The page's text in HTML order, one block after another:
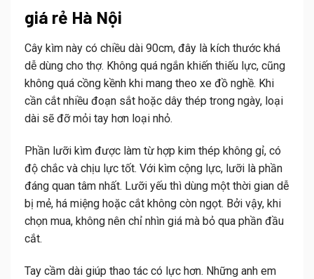
giá rẻ Hà Nội
Cây kìm này có chiều dài 90cm, đây là kích thước khá
dễ dùng cho thợ. Không quá ngắn khiến thiếu lực, cũng
không quá cồng kềnh khi mang theo xe đồ nghề. Khi
cần cắt nhiều đoạn sắt hoặc dây thép trong ngày, loại
dài sẽ đỡ mỏi tay hơn loại nhỏ.
Phần lưỡi kìm được làm từ hợp kim thép không gỉ, có
độ chắc và chịu lực tốt. Với kìm cộng lực, lưỡi là phần
đáng quan tâm nhất. Lưỡi yếu thì dùng một thời gian dễ
bị mẻ, há miệng hoặc cắt không còn ngọt. Bởi vậy, khi
chọn mua, không nên chỉ nhìn giá mà bỏ qua phần đầu
cắt.
Tay cầm dài giúp thao tác có lực hơn. Những anh em